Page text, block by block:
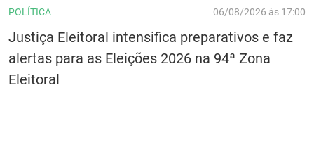
POLÍTICA 06/08/2026 às 17:00
Justiça Eleitoral intensifica preparativos e faz
alertas para as Eleições 2026 na 94ª Zona
Eleitoral